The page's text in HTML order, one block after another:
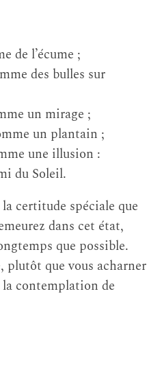
de l’écume ;
des bulles sur
un mirage ;
un plantain ;
une illusion :
du Soleil.
certitude spéciale que
dans cet état,
que possible.
plutôt que vous acharner
la contemplation de